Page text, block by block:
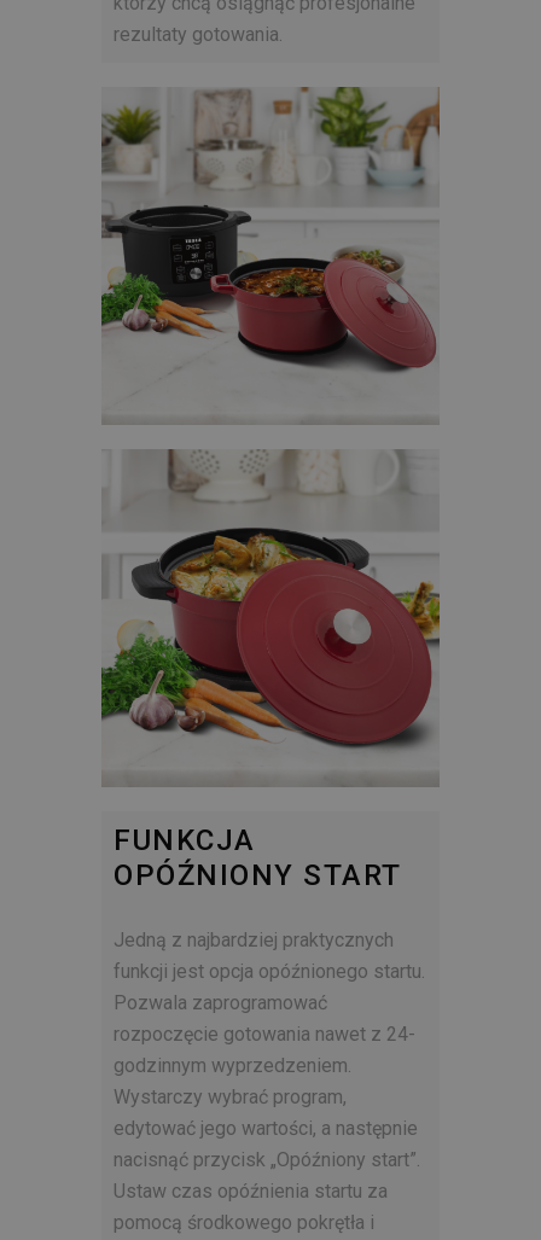
rezultaty gotowania.
FUNKCJA
OPÓŹNIONY START
Jedną z najbardziej praktycznych
funkcji jest opcja opóźnionego startu.
Pozwala zaprogramować
rozpoczęcie gotowania nawet z 24-
godzinnym wyprzedzeniem.
Wystarczy wybrać program,
edytować jego wartości, a następnie
nacisnąć przycisk „Opóźniony start”.
Ustaw czas opóźnienia startu za
pomocą środkowego pokrętła i